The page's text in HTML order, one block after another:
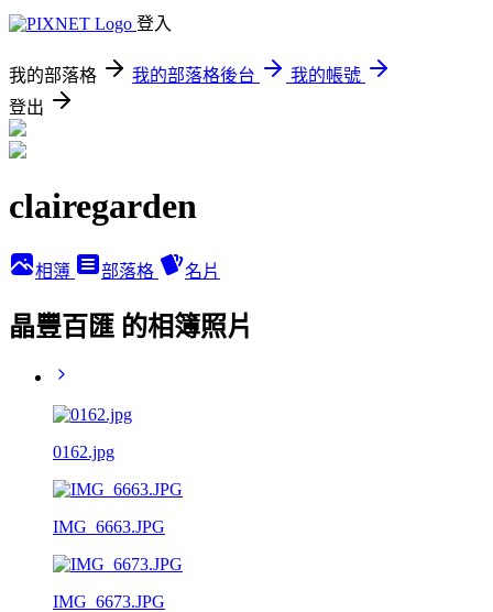
登入
我的部落格 我的部落格後台
我的帳號
登出
clairegarden
相簿 部落格 名片
晶豐百匯 的相簿照片
0162.jpg
IMG_6663.JPG
IMG_6673.JPG